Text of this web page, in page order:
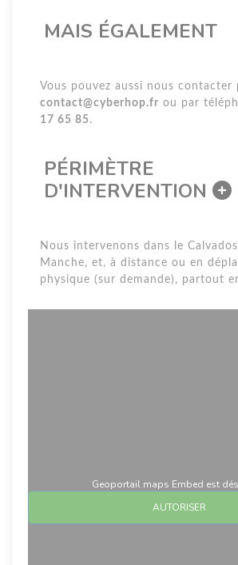
MAIS ÉGALEMENT
Vous pouvez aussi nous contacter
contact@cyberhop.fr ou par
17 65 85.
PÉRIMÈTRE
D'INTERVENTION
Nous intervenons dans le
Manche, et, à distance ou en
physique (sur demande), partout
Geoportail maps Embed est
AUTORISER